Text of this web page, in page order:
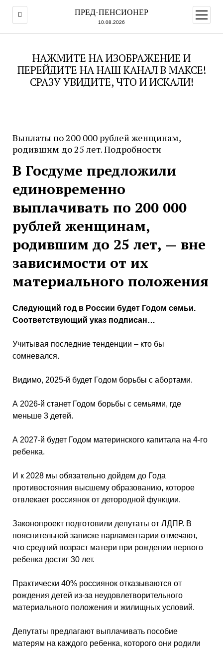
ПРЕД-ПЕНСИОНЕР
10.08.2026
меню
НАЖМИТЕ НА ИЗОБРАЖЕНИЕ И
ПЕРЕЙДИТЕ НА НАШ КАНАЛ В МАКСЕ!
СРАЗУ УВИДИТЕ, ЧТО И ИСКАЛИ!
Выплаты по 200 000 рублей женщинам,
родившим до 25 лет. Подробности
В Госдуме предложили
единовременно
выплачивать по 200 000
рублей женщинам,
родившим до 25 лет, — вне
зависимости от их
материального положения
Следующий год в России будет Годом семьи.
Соответствующий указ подписан…
Учитывая последние тенденции – кто бы
сомневался.
Видимо, 2025-й будет Годом борьбы с абортами.
А 2026-й станет Годом борьбы с семьями, где
меньше 3 детей.
А 2027-й будет Годом материнского капитала на 4-го
ребенка.
И к 2028 мы обязательно дойдем до Года
противостояния высшему образованию, которое
отвлекает россиянок от детородной функции.
Законопроект подготовили депутаты от ЛДПР. В
пояснительной записке парламентарии отмечают,
что средний возраст матери при рождении первого
ребенка достиг 30 лет.
Практически 40% россиянок отказываются от
рождения детей из-за неудовлетворительного
материального положения и жилищных условий.
Депутаты предлагают выплачивать пособие
матерям на каждого ребенка, которого они родили